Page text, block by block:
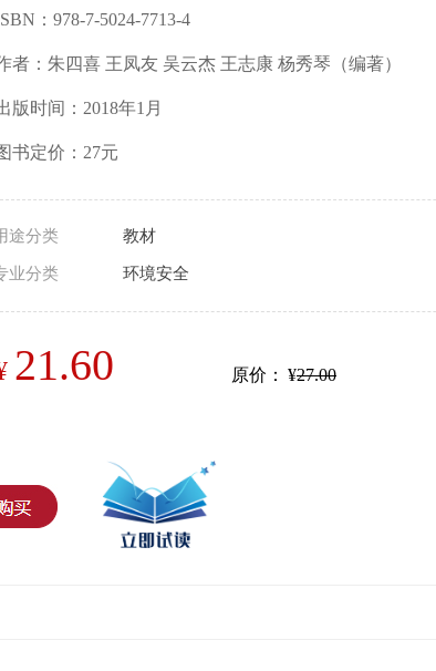
：978-7-5024-7713-4
者：朱四喜 王凤友 吴云杰 王志康 杨秀琴（编著）
版时间：2018年1月
书定价：27元
21.60
途分类 教材
业分类 环境安全
原价： ¥27.00